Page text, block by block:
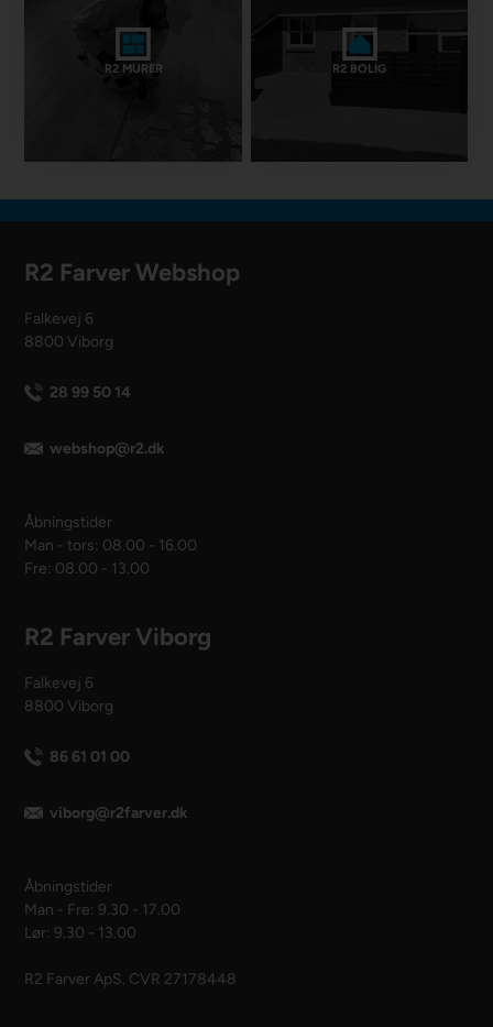
R2 MURER R2 BOLIG
R2 Farver Webshop
Falkevej 6
8800 Viborg
28 99 50 14
webshop@r2.dk
Åbningstider
Man - tors: 08.00 - 16.00
Fre: 08.00 - 13.00
R2 Farver Viborg
Falkevej 6
8800 Viborg
86 61 01 00
viborg@r2farver.dk
Åbningstider
Man - Fre: 9.30 - 17.00
Lør: 9.30 - 13.00
R2 Farver ApS. CVR 27178448